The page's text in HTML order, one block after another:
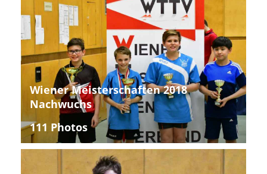
Wiener Meisterschaften 2018
Nachwuchs
111 Photos